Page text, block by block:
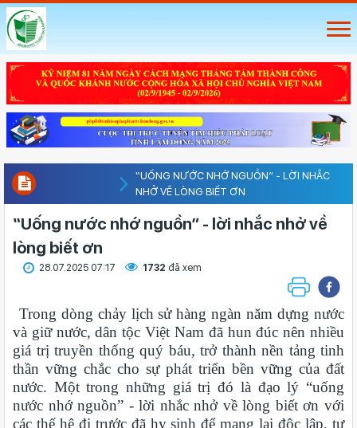
“UỐNG NƯỚC NHỚ NGUỒN” - LỜI NHẮC
NHỞ VỀ LÒNG BIẾT ƠN
“Uống nước nhớ nguồn” - lời nhắc nhở về
lòng biết ơn
28.07.2025 07:17 1732 đã xem
Trong dòng chảy lịch sử hàng ngàn năm dựng nước
và giữ nước, dân tộc Việt Nam đã hun đúc nên nhiều
giá trị truyền thống quý báu, trở thành nền tảng tinh
thần vững chắc cho sự phát triển bền vững của đất
nước. Một trong những giá trị đó là đạo lý “uống
nước nhớ nguồn” - lời nhắc nhở về lòng biết ơn với
các thế hệ đi trước đã hy sinh để mang lại độc lập, tự